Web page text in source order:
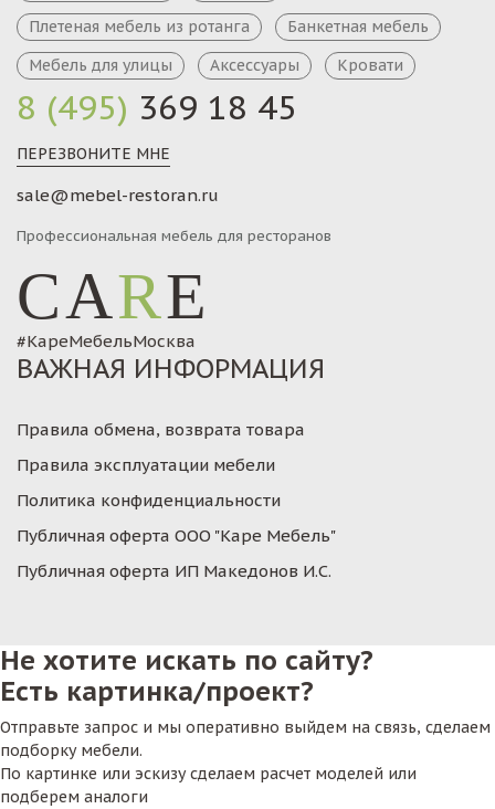
8 (495) 369 18 45
ПЕРЕЗВОНИТЕ МНЕ
sale@mebel-restoran.ru
Профессиональная мебель для ресторанов
CARE
#КареМебельМосква
Плетеная мебель из ротанга
Банкетная мебель
Мебель для улицы
Аксессуары Кровати
ВАЖНАЯ ИНФОРМАЦИЯ
Правила обмена, возврата товара
Правила эксплуатации мебели
Политика конфиденциальности
Публичная оферта ООО "Каре Мебель"
Публичная оферта ИП Македонов И.С.
Не хотите искать по сайту?
Есть картинка/проект?
Отправьте запрос и мы оперативно выйдем на связь, сделаем
подборку мебели.
По картинке или эскизу сделаем расчет моделей или
подберем аналоги